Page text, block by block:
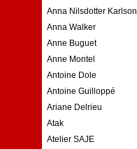
Anna Nilsdotter Karlson
Anna Walker
Anne Buguet
Anne Montel
Antoine Dole
Antoine Guilloppé
Ariane Delrieu
Atak
Atelier SAJE